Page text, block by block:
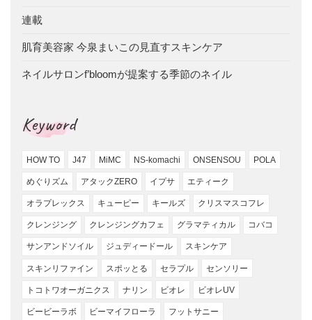
連載
肌育美容家 今泉まいこの見直すスキンケア
ネイルサロンf’bloomが提案する季節のネイル
Keyword
HOW TO J47 MiMC NS-komachi ONSENSOU POLA
めぐりズム アタックZERO イプサ エティーク
オラプレックス キューピー キールズ クリスマスコフレ
クレンジング クレンジングカフェ グラマティカル コバコ
サンアンドソイル ジュディードール スキンケア
スキンリファイン スポッとる セラプル センソリー
トコトワオーガニクス ナリン ビオレ ビオレUV
ビービーラボ ビーマイフローラ フットサニー